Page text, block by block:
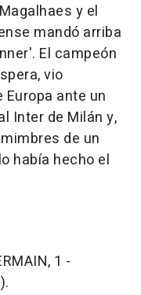
y el
mandó arriba
El campeón
vio
ante un
Inter de Milán y,
de un
había hecho el
1 -